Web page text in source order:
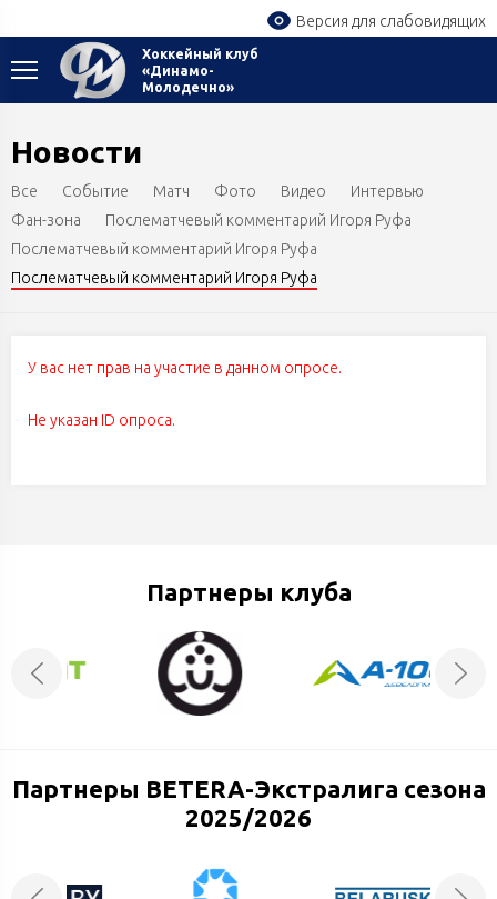
Версия для слабовидящих
Хоккейный клуб
«Динамо-
Молодечно»
Новости
Все Событие Матч Фото Видео
Интервью
Фан-зона
Послематчевый комментарий Игоря Руфа
Послематчевый комментарий Игоря Руфа
Послематчевый комментарий Игоря Руфа
У вас нет прав на участие в данном опросе.
Не указан ID опроса.
Партнеры клуба
Партнеры BETERA-Экстралига сезона
2025/2026